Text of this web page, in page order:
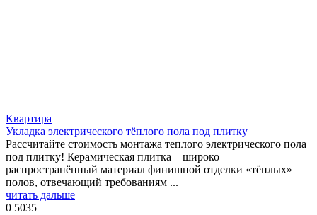
Квартира
Укладка электрического тёплого пола под плитку
Рассчитайте стоимость монтажа теплого электрического пола
под плитку! Керамическая плитка – широко
распространённый материал финишной отделки «тёплых»
полов, отвечающий требованиям ...
читать дальше
0 5035